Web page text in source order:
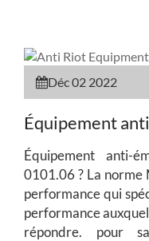
Déc 02 2022
Équipement
Équipement anti-
0101.06 ? La norme
performance qui
performance
répondre. pour